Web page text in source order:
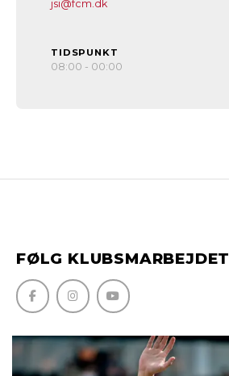
jsi@fcm.dk
TIDSPUNKT
08:00 - 00:00
FØLG KLUBSMARBEJDET